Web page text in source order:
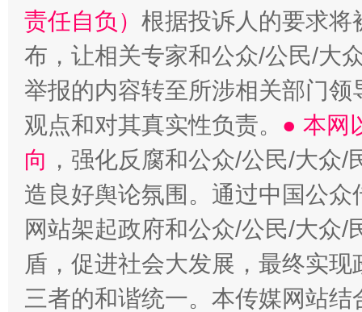
责任自负） 根据投诉人的要求将
布，让相关专家和公众/公民/大
举报的内容转至所涉相关部门
观点和对其真实性负责。 ● 本网
向 ，强化反腐和公众/公民/大众
造良好舆论氛围。通过中国公
网站架起政府和公众/公民/大众
盾，促进社会大发展，最终实
三者的和谐统一。本传媒网站